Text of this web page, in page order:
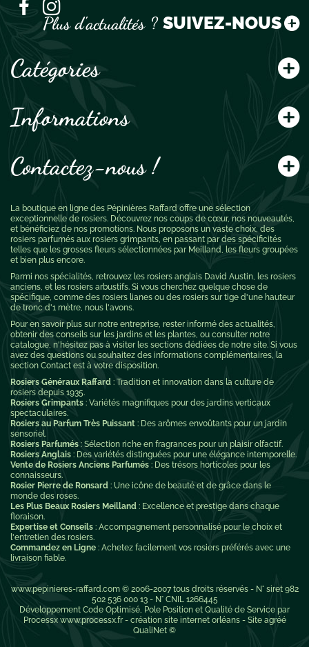
Plus d'actualités ? SUIVEZ-NOUS !
Catégories
Informations
Contactez-nous !
La boutique en ligne des Pépinières Raffard offre une sélection
exceptionnelle de rosiers. Découvrez nos coups de cœur, nos nouveautés,
et bénéficiez de nos promotions. Nous proposons un vaste choix, des
rosiers parfumés aux rosiers grimpants, en passant par des spécificités
telles que les grosses fleurs sélectionnées par Meilland, les fleurs groupées
et bien plus encore.
Parmi nos spécialités, retrouvez les rosiers anglais David Austin, les rosiers
anciens, et les rosiers arbustifs. Si vous cherchez quelque chose de
spécifique, comme des rosiers lianes ou des rosiers sur tige d'une hauteur
de tronc d'1 mètre, nous l'avons.
Pour en savoir plus sur notre entreprise, rester informé des actualités,
obtenir des conseils sur les jardins et les plantes, ou consulter notre
catalogue, n'hésitez pas à visiter les sections dédiées de notre site. Si vous
avez des questions ou souhaitez des informations complémentaires, la
section Contact est à votre disposition.
Rosiers Généraux Raffard : Tradition et innovation dans la culture de
rosiers depuis 1935.
Rosiers Grimpants : Variétés magnifiques pour des jardins verticaux
spectaculaires.
Rosiers au Parfum Très Puissant : Des arômes envoûtants pour un jardin
sensoriel.
Rosiers Parfumés : Sélection riche en fragrances pour un plaisir olfactif.
Rosiers Anglais : Des variétés distinguées pour une élégance intemporelle.
Vente de Rosiers Anciens Parfumés : Des trésors horticoles pour les
connaisseurs.
Rosier Pierre de Ronsard : Une icône de beauté et de grâce dans le
monde des roses.
Les Plus Beaux Rosiers Meilland : Excellence et prestige dans chaque
floraison.
Expertise et Conseils : Accompagnement personnalisé pour le choix et
l'entretien des rosiers.
Commandez en Ligne : Achetez facilement vos rosiers préférés avec une
livraison fiable.
www.pepinieres-raffard.com© 2006-2007 tous droits réservés - N° siret 982
502 536 000 13 - N° CNIL 1266445
Développement Code Optimisé, Pole Position et Qualité de Service par
Processx www.processx.fr - création site internet orléans- Site agréé
QualiNet ©